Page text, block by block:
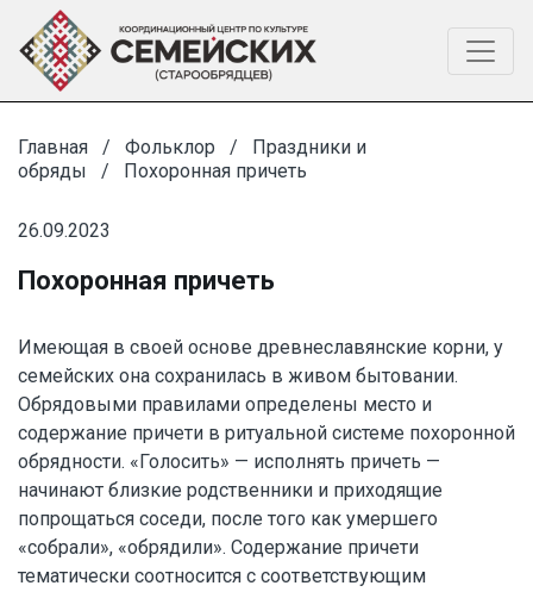
Главная Фольклор
Праздники и
обряды
Похоронная причеть
26.09.2023
Похоронная причеть
Имеющая в своей основе древнеславянские корни, у
семейских она сохранилась в живом бытовании.
Обрядовыми правилами определены место и
содержание причети в ритуальной системе похоронной
обрядности. «Голосить» — исполнять причеть —
начинают близкие родственники и приходящие
попрощаться соседи, после того как умершего
«собрали», «обрядили». Содержание причети
тематически соотносится с соответствующим